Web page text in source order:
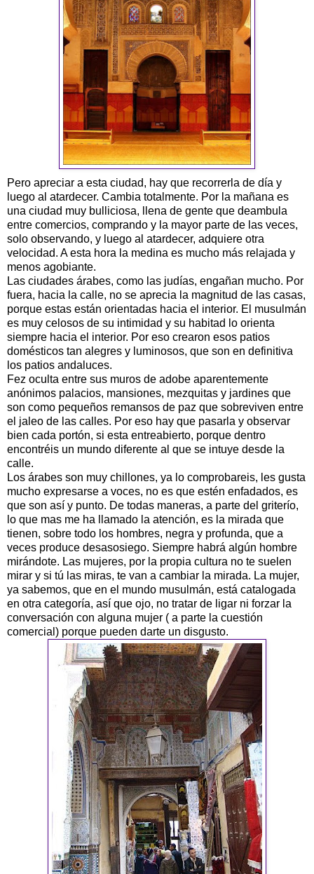
Pero apreciar a esta ciudad, hay que recorrerla de día y
luego al atardecer. Cambia totalmente. Por la mañana es
una ciudad muy bulliciosa, llena de gente que deambula
entre comercios, comprando y la mayor parte de las veces,
solo observando, y luego al atardecer, adquiere otra
velocidad. A esta hora la medina es mucho más relajada y
menos agobiante.
Las ciudades árabes, como las judías, engañan mucho. Por
fuera, hacia la calle, no se aprecia la magnitud de las casas,
porque estas están orientadas hacia el interior. El musulmán
es muy celosos de su intimidad y su habitad lo orienta
siempre hacia el interior. Por eso crearon esos patios
domésticos tan alegres y luminosos, que son en definitiva
los patios andaluces.
Fez oculta entre sus muros de adobe aparentemente
anónimos palacios, mansiones, mezquitas y jardines que
son como pequeños remansos de paz que sobreviven entre
el jaleo de las calles. Por eso hay que pasarla y observar
bien cada portón, si esta entreabierto, porque dentro
encontréis un mundo diferente al que se intuye desde la
calle.
Los árabes son muy chillones, ya lo comprobareis, les gusta
mucho expresarse a voces, no es que estén enfadados, es
que son así y punto. De todas maneras, a parte del griterío,
lo que mas me ha llamado la atención, es la mirada que
tienen, sobre todo los hombres, negra y profunda, que a
veces produce desasosiego. Siempre habrá algún hombre
mirándote. Las mujeres, por la propia cultura no te suelen
mirar y si tú las miras, te van a cambiar la mirada. La mujer,
ya sabemos, que en el mundo musulmán, está catalogada
en otra categoría, así que ojo, no tratar de ligar ni forzar la
conversación con alguna mujer ( a parte la cuestión
comercial) porque pueden darte un disgusto.